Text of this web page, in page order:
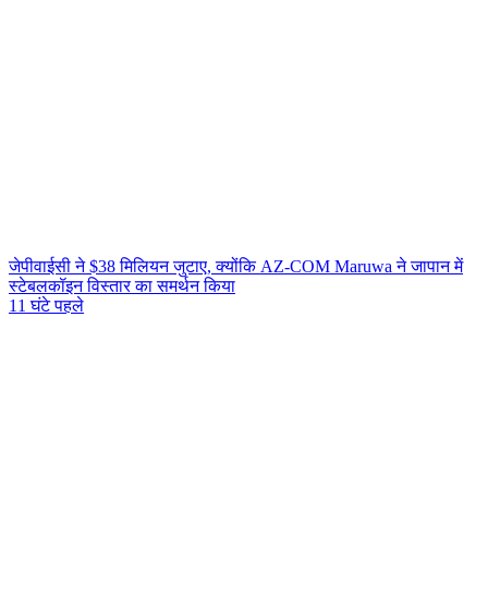
जेपीवाईसी ने $38 मिलियन जुटाए, क्योंकि AZ-COM Maruwa ने जापान में
स्टेबलकॉइन विस्तार का समर्थन किया
11 घंटे पहले